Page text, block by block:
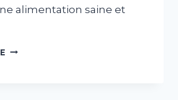
alimentation saine et
ATELIER